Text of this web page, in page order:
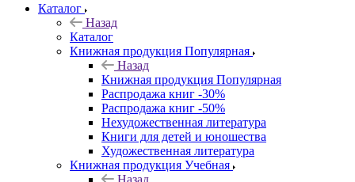
Каталог
Назад
Каталог
Книжная продукция Популярная
Назад
Книжная продукция Популярная
Распродажа книг -30%
Распродажа книг -50%
Нехудожественная литература
Книги для детей и юношества
Художественная литература
Книжная продукция Учебная
Назад